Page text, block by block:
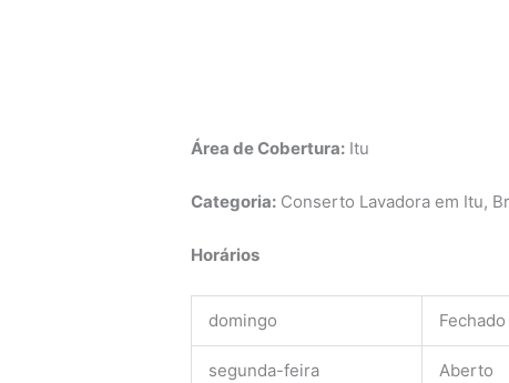
Área de Cobertura: Itu
Categoria: Conserto Lavadora em Itu,
Horários
domingo Fechado
segunda-feira Aberto